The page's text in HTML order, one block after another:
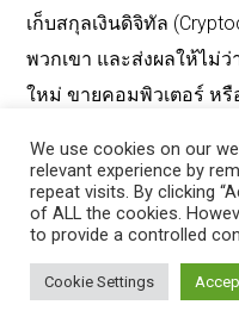
About the Author
เคอเรนซี่เพื่อผู้สืบสวน
course)จากCSITech Ltd
สกุลเงินดิจิทัลต่างๆ
We use cookies on our
relevant experience by
repeat visits. By clicking
of ALL the cookies.
to provide a controlled
Cookie Settings